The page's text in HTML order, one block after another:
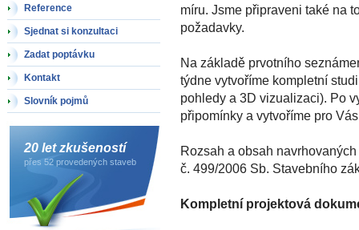
míru. Jsme připraveni také na
požadavky.
Na základě prvotního
týdne vytvoříme kompletní
pohledy a 3D vizualizaci). Po
připomínky a vytvoříme pro
Rozsah a obsah
č. 499/2006 Sb. Stavebního
Kompletní projektová
Reference
Sjednat si konzultaci
Zadat poptávku
Kontakt
Slovník pojmů
20 let zkušeností
přes 52 provedených staveb